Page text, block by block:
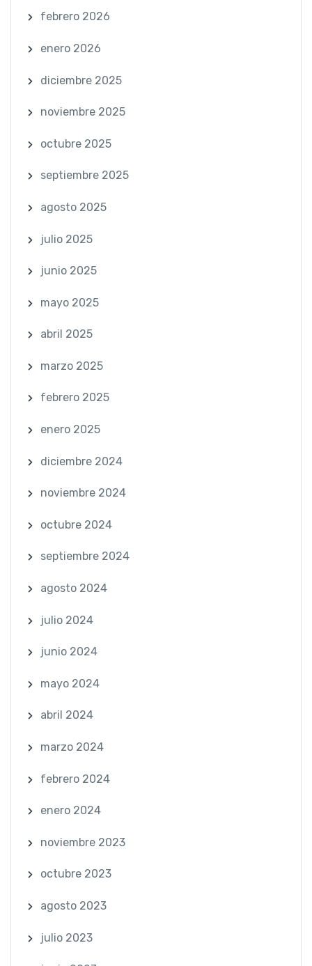
febrero 2026
enero 2026
diciembre 2025
noviembre 2025
octubre 2025
septiembre 2025
agosto 2025
julio 2025
junio 2025
mayo 2025
abril 2025
marzo 2025
febrero 2025
enero 2025
diciembre 2024
noviembre 2024
octubre 2024
septiembre 2024
agosto 2024
julio 2024
junio 2024
mayo 2024
abril 2024
marzo 2024
febrero 2024
enero 2024
noviembre 2023
octubre 2023
agosto 2023
julio 2023